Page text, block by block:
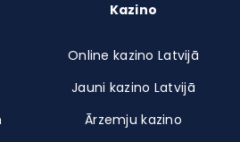
Kazino
Online kazino Latvijā
Jauni kazino Latvijā
Ārzemju kazino